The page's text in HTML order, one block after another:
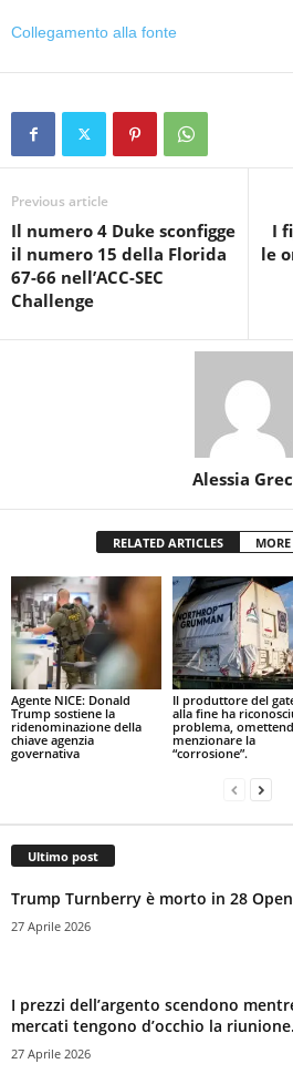
Collegamento alla fonte
Previous article
Il numero 4 Duke sconfigge
il numero 15 della Florida
67-66 nell’ACC-SEC
Challenge
I
le
Alessia
RELATED ARTICLES
Agente NICE: Donald
Trump sostiene la
ridenominazione della
chiave agenzia
governativa
Il produttore del
alla fine ha
problema,
menzionare la
“corrosione”.
Ultimo post
Trump Turnberry è morto in 28 Open
27 Aprile 2026
I prezzi dell’argento scendono
mercati tengono d’occhio la
27 Aprile 2026